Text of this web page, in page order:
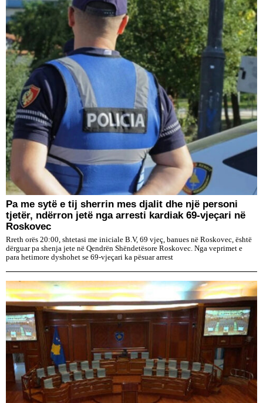
Pa me sytë e tij sherrin mes djalit dhe një personi
tjetër, ndërron jetë nga arresti kardiak 69-vjeçari në
Roskovec
Rreth orës 20:00, shtetasi me iniciale B.V, 69 vjeç, banues në Roskovec, është
dërguar pa shenja jete në Qendrën Shëndetësore Roskovec. Nga veprimet e
para hetimore dyshohet se 69-vjeçari ka pësuar arrest